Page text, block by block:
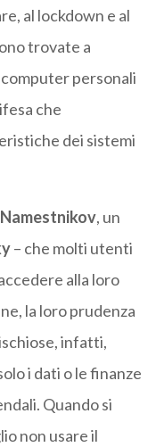
al lockdown e al
trovate a
computer personali
che
dei sistemi
, un
– che molti utenti
alla loro
la loro prudenza
infatti,
i dati o le finanze
Quando si
non usare il